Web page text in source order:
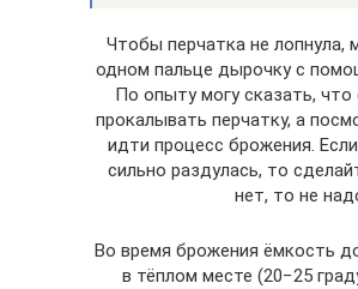
Чтобы перчатка не лопнула,
одном пальце дырочку с
По опыту могу сказать,
прокалывать перчатку, а
идти процесс брожения.
сильно раздулась, то
нет, то не
Во время брожения ёмкость
в тёплом месте (20−25